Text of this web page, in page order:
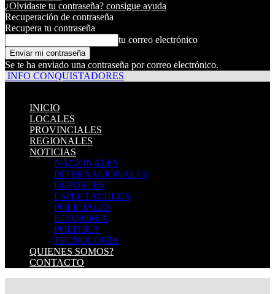
¿Olvidaste tu contraseña? consigue ayuda
Recuperación de contraseña
Recupera tu contraseña
tu correo electrónico
Se te ha enviado una contraseña por correo electrónico.
INFO CONQUISTADORES
INICIO
LOCALES
PROVINCIALES
REGIONALES
NOTICIAS
NACIONALES
INTERNACIONALES
DEPORTES
ESPECTACULOS
POLICIALES
ECONOMIA
POLITICA
TECNOLOGIA
QUIENES SOMOS?
CONTACTO